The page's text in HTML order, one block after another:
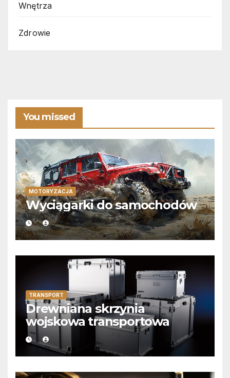
Wnętrza
Zdrowie
You missed
MOTORYZACJA
Wyciągarki do samochodów
TRANSPORT
Drewniana skrzynia
wojskowa transportowa